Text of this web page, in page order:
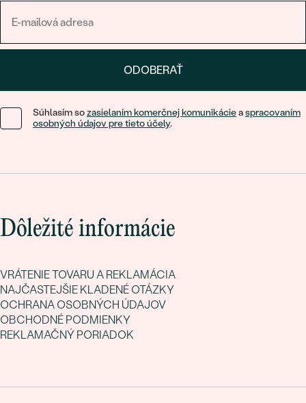
ODOBERAŤ
Súhlasím sozasielaním komerčnej komunikácieaspracovaním
osobných údajov pre tieto účely.
Dôležité informácie
VRÁTENIE TOVARU A REKLAMÁCIA
NAJČASTEJŠIE KLADENÉ OTÁZKY
OCHRANA OSOBNÝCH ÚDAJOV
OBCHODNÉ PODMIENKY
REKLAMAČNÝ PORIADOK